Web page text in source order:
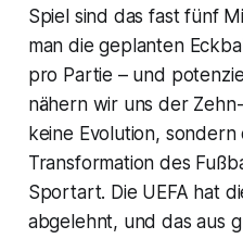
Spiel sind das fast fünf
man die geplanten
pro Partie – und
nähern wir uns der
keine Evolution,
Transformation des
Sportart. Die UEFA hat
abgelehnt, und das aus